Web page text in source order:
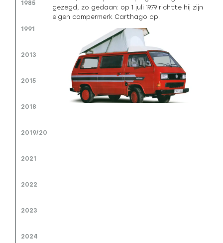
1985
1991
2013
2015
2018
2019/20
2021
2022
2023
2024
gezegd, zo gedaan: op 1 juli 1979 richtte hij zijn
eigen campermerk Carthago op.